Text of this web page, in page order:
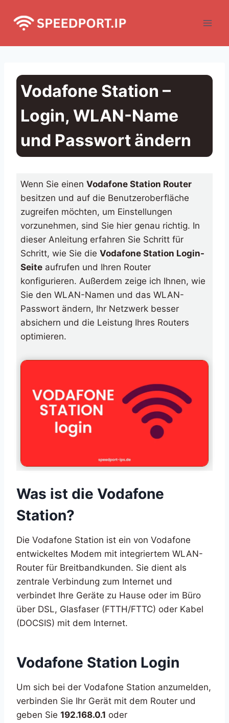
content
Vodafone Station –
Login, WLAN-Name
und Passwort ändern
Wenn Sie einen Vodafone Station Router
besitzen und auf die Benutzeroberfläche
zugreifen möchten, um Einstellungen
vorzunehmen, sind Sie hier genau richtig. In
dieser Anleitung erfahren Sie Schritt für
Schritt, wie Sie die Vodafone Station Login-
Seite aufrufen und Ihren Router
konfigurieren. Außerdem zeige ich Ihnen, wie
Sie den WLAN-Namen und das WLAN-
Passwort ändern, Ihr Netzwerk besser
absichern und die Leistung Ihres Routers
optimieren.
Was ist die Vodafone
Station?
Die Vodafone Station ist ein von Vodafone
entwickeltes Modem mit integriertem WLAN-
Router für Breitbandkunden. Sie dient als
zentrale Verbindung zum Internet und
verbindet Ihre Geräte zu Hause oder im Büro
über DSL, Glasfaser (FTTH/FTTC) oder Kabel
(DOCSIS) mit dem Internet.
Vodafone Station Login
Um sich bei der Vodafone Station anzumelden,
verbinden Sie Ihr Gerät mit dem Router und
geben Sie 192.168.0.1 oder